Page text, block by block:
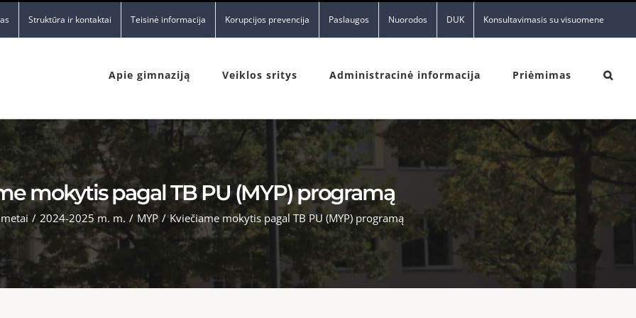
Struktūra ir kontaktai Teisinė informacija Korupcijos prevencija Paslaugos Nuorodos DUK Konsultavimasis su visuomene
Apie gimnaziją Veiklos sritys Administracinė informacija Priėmimas
mokytis pagal TB PU (MYP) programą
/ 2024-2025 m. m. / MYP / Kviečiame mokytis pagal TB PU (MYP) programą